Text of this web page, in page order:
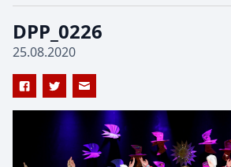
DPP_0226
25.08.2020